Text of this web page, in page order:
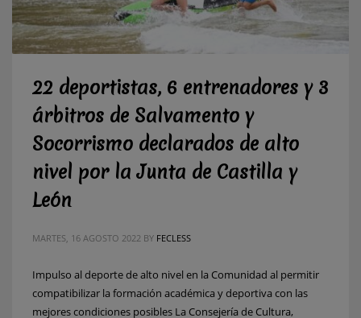
22 deportistas, 6 entrenadores y 3
árbitros de Salvamento y
Socorrismo declarados de alto
nivel por la Junta de Castilla y
León
MARTES, 16 AGOSTO 2022 BY FECLESS
Impulso al deporte de alto nivel en la Comunidad al permitir
compatibilizar la formación académica y deportiva con las
mejores condiciones posibles La Consejería de Cultura,